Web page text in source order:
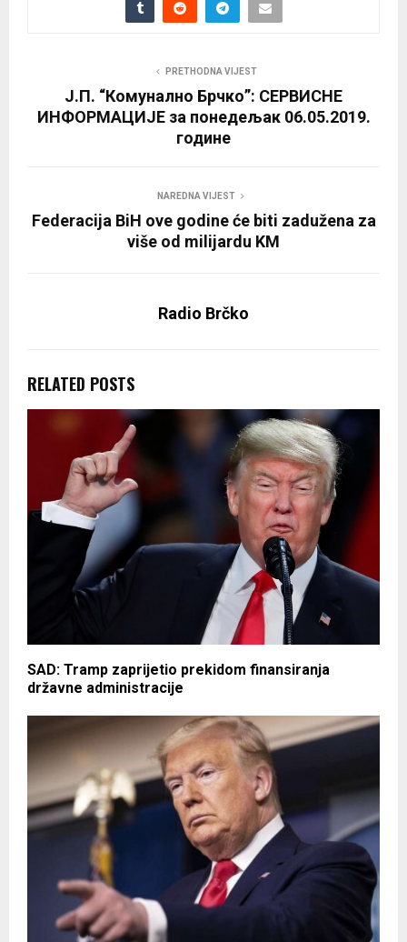
PRETHODNA VIJEST
Ј.П. “Комунално Брчко”: СЕРВИСНЕ
ИНФОРМАЦИЈЕ за понедељак 06.05.2019.
године
NAREDNA VIJEST
Federacija BiH ove godine će biti zadužena za
više od milijardu KM
Radio Brčko
RELATED POSTS
SAD: Tramp zaprijetio prekidom finansiranja
državne administracije